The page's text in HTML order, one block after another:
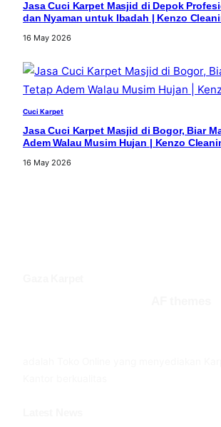
Jasa Cuci Karpet Masjid di Depok
dan Nyaman untuk Ibadah | Kenzo
16 May 2026
Cuci Karpet
Jasa Cuci Karpet Masjid di Bogor, Biar
Adem Walau Musim Hujan | Kenzo
16 May 2026